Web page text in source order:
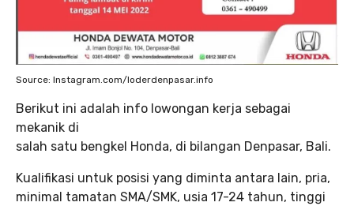
Source: Instagram.com/loderdenpasar.info
Berikut ini adalah info lowongan kerja sebagai
mekanik di
salah satu bengkel Honda, di bilangan Denpasar, Bali.
Kualifikasi untuk posisi yang diminta antara lain, pria,
minimal tamatan SMA/SMK, usia 17-24 tahun, tinggi